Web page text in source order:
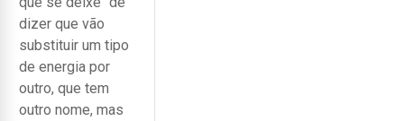
dizer que vão
substituir um tipo
de energia por
outro, que tem
outro nome, mas